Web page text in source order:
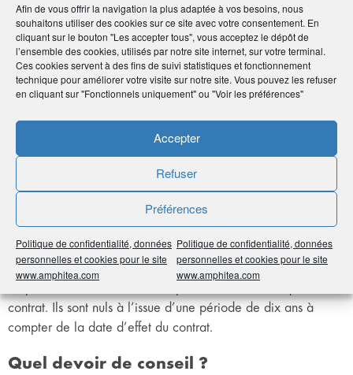
Afin de vous offrir la navigation la plus adaptée à vos besoins, nous
souhaitons utiliser des cookies sur ce site avec votre consentement. En
cliquant sur le bouton "Les accepter tous", vous acceptez le dépôt de
l’ensemble des cookies, utilisés par notre site internet, sur votre terminal.
Ces cookies servent à des fins de suivi statistiques et fonctionnement
technique pour améliorer votre visite sur notre site. Vous pouvez les refuser
en cliquant sur "Fonctionnels uniquement" ou "Voir les préférences"
Accepter
Refuser
Préférences
Politique de confidentialité, données
personnelles et cookies pour le site
www.amphitea.com
Politique de confidentialité, données
personnelles et cookies pour le site
www.amphitea.com
PER.
Qu’il soit partiel ou total ce rachat du contrat en vue du
versement sur un PER permet de bénéficier d’un doublement
des avantages fiscaux soit un abattement fiscal de 9 200
euros pour une personne seule et de 18 400 euros pour un
couple.
Quels frais de transfert ?
Les frais de transfert individuel d’un PER vers un autre PER ne
peuvent excéder 1 % des droits acquis. Ils sont nuls à l’issue
d’une période de cinq ans à compter du premier versement
dans le plan.
Les frais de transfert d’un PERP ou d’un Madelin vers un PER
contrat. Ils sont nuls à l’issue d’une période de dix ans à
compter de la date d’effet du contrat.
Quel devoir de conseil ?